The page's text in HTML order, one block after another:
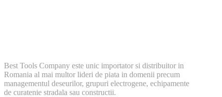
Best Tools Company este unic importator si distribuitor in
Romania al mai multor lideri de piata in domenii precum
managementul deseurilor, grupuri electrogene, echipamente
de curatenie stradala sau constructii.